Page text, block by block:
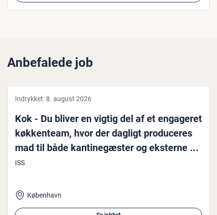
Anbefalede job
Indrykket:8. august 2026
Kok - Du bliver en vigtig del af et engageret
køk­ken­team, hvor der dagligt pro­du­ce­res
mad til både kan­ti­ne­gæ­ster og eksterne ...
ISS
København